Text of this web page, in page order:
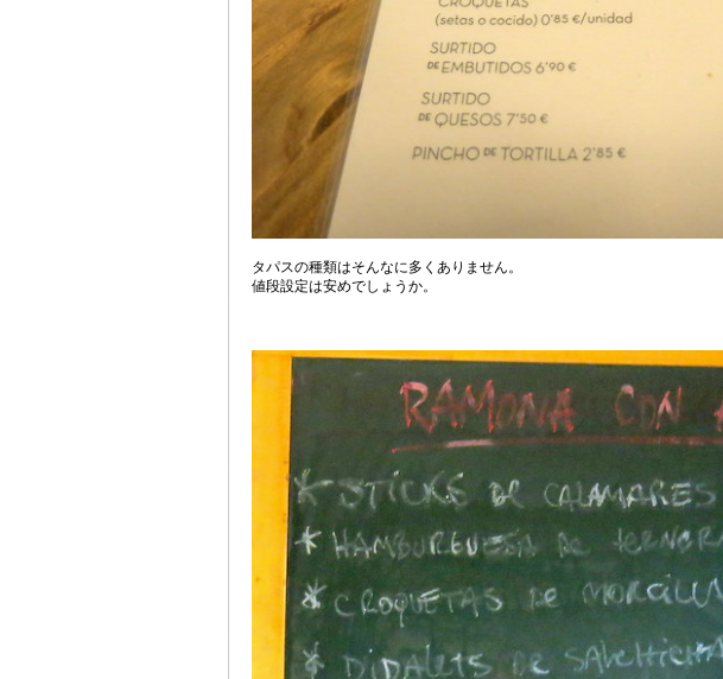
タパスの種類はそんなに多くありません。
値段設定は安めでしょうか。